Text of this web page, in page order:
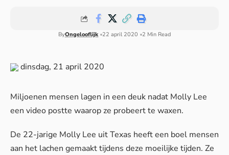
ByOngelooflijk 22 april 2020 2 Min Read
dinsdag, 21 april 2020
Miljoenen mensen lagen in een deuk nadat Molly Lee
een video postte waarop ze probeert te waxen.
De 22-jarige Molly Lee uit Texas heeft een boel mensen
aan het lachen gemaakt tijdens deze moeilijke tijden. Ze